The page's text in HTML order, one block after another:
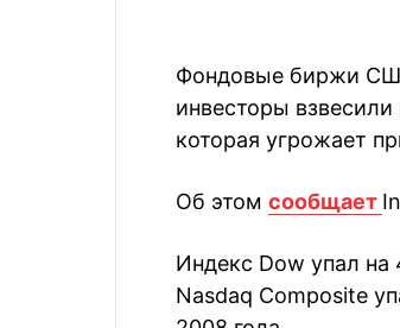
Фондовые биржи
инвесторы
которая угрожает
Об этом сообщает
Индекс Dow упал на
Nasdaq Composite